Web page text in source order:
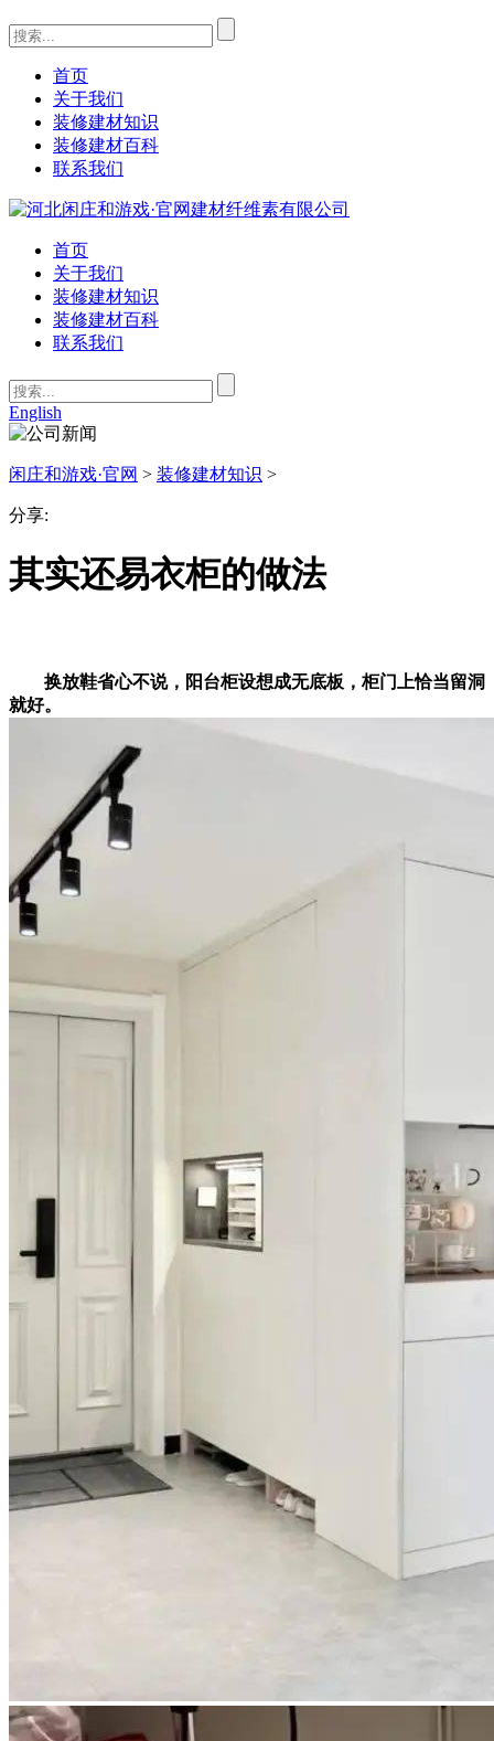
首页
关于我们
装修建材知识
装修建材百科
联系我们
首页
关于我们
装修建材知识
装修建材百科
联系我们
English
闲庄和游戏·官网 > 装修建材知识 >
分享:
其实还易衣柜的做法
换放鞋省心不说，阳台柜设想成无底板，柜门上恰当留洞
就好。